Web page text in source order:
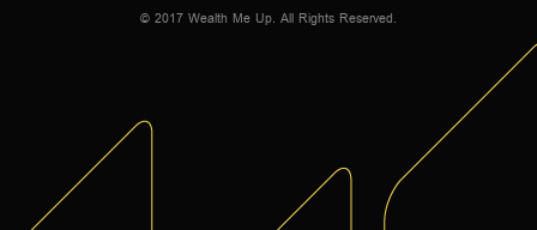
© 2017 Wealth Me Up. All Rights Reserved.